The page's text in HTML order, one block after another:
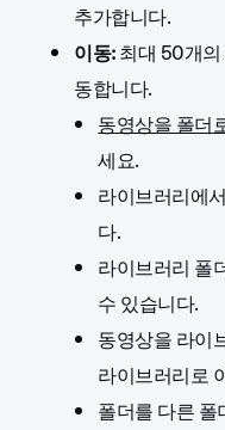
추가합니다.
이동:최대 50개의
동합니다.
동영상을 폴더
세요.
라이브러리에
다.
라이브러리 폴
수 있습니다.
동영상을 라이
라이브러리로
폴더를 다른